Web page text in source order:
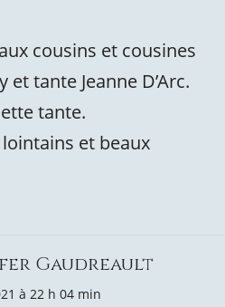
cousins et cousines
et tante Jeanne D’Arc.
tante.
lointains et beaux
Gaudreault
à 22 h 04 min